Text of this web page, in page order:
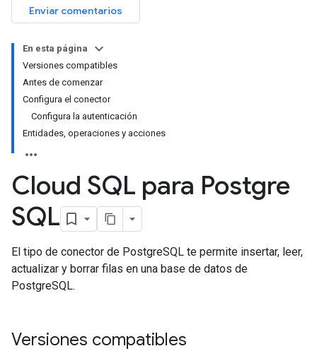
Enviar comentarios
En esta página
Versiones compatibles
Antes de comenzar
Configura el conector
Configura la autenticación
Entidades, operaciones y acciones
Cloud SQL para Postgre
SQL
El tipo de conector de PostgreSQL te permite insertar, leer,
actualizar y borrar filas en una base de datos de
PostgreSQL.
Versiones compatibles